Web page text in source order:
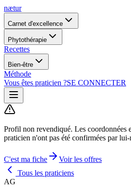
nætur
Carnet d'excellence
Phytothérapie
Recettes
Bien-être
Méthode
Vous êtes praticien ?SE CONNECTER
Profil non revendiqué. Les coordonnées
praticien n'ont pas été confirmées par lui-
C'est ma fiche
Voir les offres
Tous les praticiens
AG